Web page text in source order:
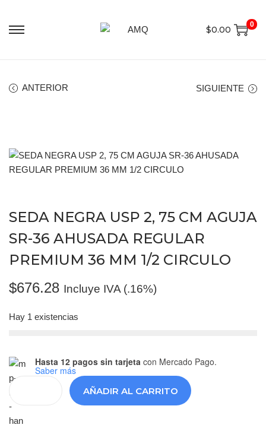
$0.00
0
ANTERIOR SIGUIENTE
SEDA NEGRA USP 2, 75 CM AGUJA
SR-36 AHUSADA REGULAR
PREMIUM 36 MM 1/2 CIRCULO
$676.28 Incluye IVA (.16%)
Hay 1 existencias
Hasta 12 pagos sin tarjetacon Mercado Pago.
Saber más
AÑADIR AL CARRITO